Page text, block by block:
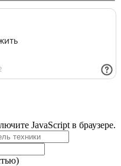
JavaScript в браузере.